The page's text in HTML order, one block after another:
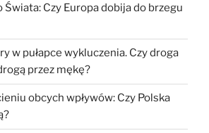
Czy Europa dobija do brzegu
w pułapce wykluczenia. Czy droga
przez mękę?
obcych wpływów: Czy Polska